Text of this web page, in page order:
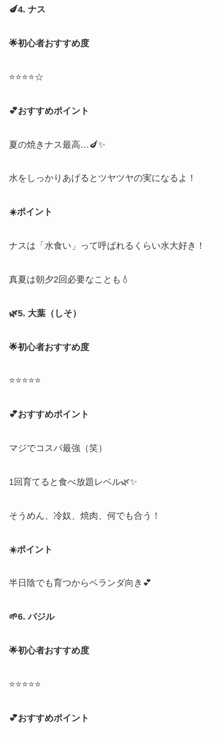
🍆4. ナス
🌟初心者おすすめ度
⭐⭐⭐⭐☆
💕おすすめポイント
夏の焼きナス最高…🍆✨
水をしっかりあげるとツヤツヤの実になるよ！
☀️ポイント
ナスは「水食い」って呼ばれるくらい水大好き！
真夏は朝夕2回必要なことも💧
🌿5. 大葉（しそ）
🌟初心者おすすめ度
⭐⭐⭐⭐⭐
💕おすすめポイント
マジでコスパ最強（笑）
1回育てると食べ放題レベル🌿✨
そうめん、冷奴、焼肉、何でも合う！
☀️ポイント
半日陰でも育つからベランダ向き💕
🌱6. バジル
🌟初心者おすすめ度
⭐⭐⭐⭐⭐
💕おすすめポイント